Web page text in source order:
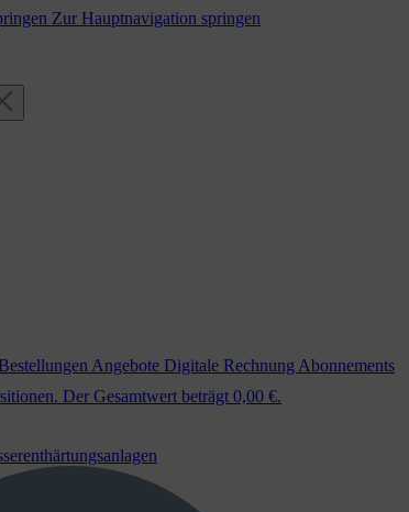
Zur Hauptnavigation springen
Bestellungen Angebote Digitale Rechnung Abonnements
Der Gesamtwert beträgt 0,00 €.